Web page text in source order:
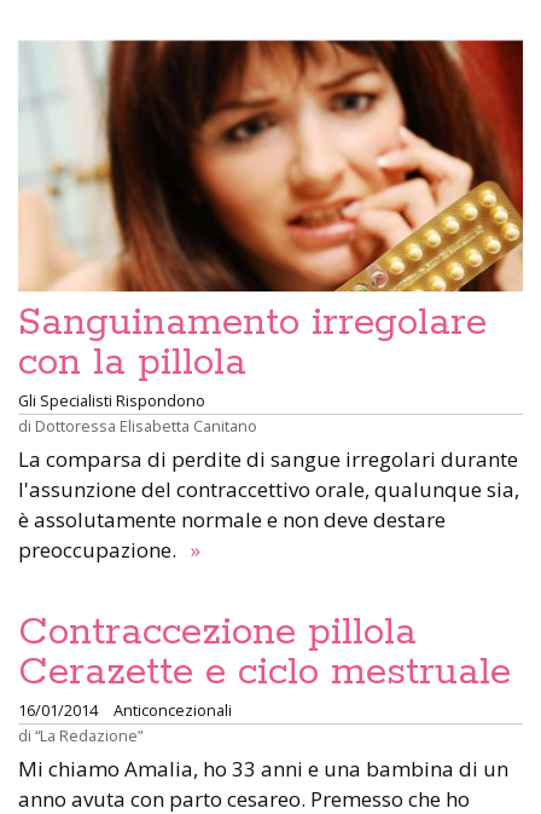
Sanguinamento irregolare
con la pillola
Gli Specialisti Rispondono
di Dottoressa Elisabetta Canitano
La comparsa di perdite di sangue irregolari durante
l'assunzione del contraccettivo orale, qualunque sia,
è assolutamente normale e non deve destare
preoccupazione. »
Contraccezione pillola
Cerazette e ciclo mestruale
16/01/2014
Anticoncezionali
di “La Redazione”
Mi chiamo Amalia, ho 33 anni e una bambina di un
anno avuta con parto cesareo. Premesso che ho